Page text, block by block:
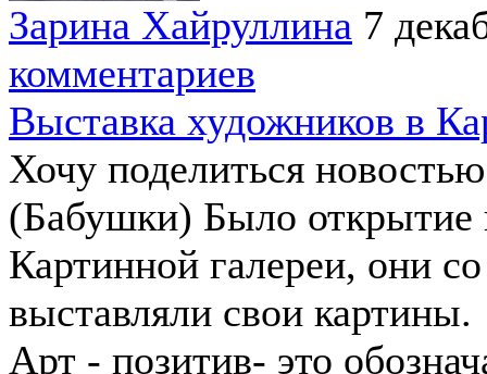
Зарина Хайруллина 7
комментариев
Выставка художников в
Хочу поделиться
(Бабушки) Было открытие
Картинной галереи, они
выставляли свои картины.
Арт - позитив- это